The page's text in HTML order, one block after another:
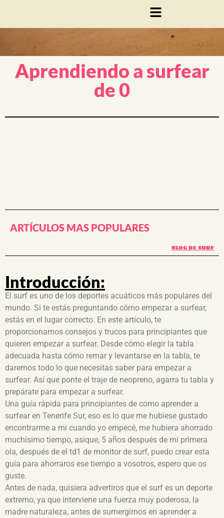
Aprendiendo a surfear
de 0
ARTÍCULOS MAS POPULARES
BLOG DE SURF
Introducción:
El surf es uno de los deportes acuáticos más populares del
mundo. Si te estás preguntando cómo empezar a surfear,
estás en el lugar correcto. En este artículo, te
proporcionamos consejos y trucos para principiantes que
quieren empezar a surfear. Desde cómo elegir la tabla
adecuada hasta cómo remar y levantarse en la tabla, te
daremos todo lo que necesitas saber para empezar a
surfear. Así que ponte el traje de neopreno, agarra tu tabla y
prepárate para empezar a surfear.
Una guía rápida para principiantes de como aprender a
surfear en Tenerife Sur, eso es lo que me hubiese gustado
encontrarme a mi cuando yo empecé, me hubiera ahorrado
muchísimo tiempo, asique, 5 años después de mi primera
ola, después de el td1 de monitor de surf, puedo crear esta
guía para ahorraros ese tiempo a vosotros, espero que os
guste.
Antes de nada, quisiera advertiros que el surf es un deporte
extremo, ya que interviene una fuerza muy poderosa, la
madre naturaleza, antes de sumergirnos en aprender a